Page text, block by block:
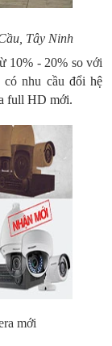
Tây Ninh
10% - 20% so với
nhu cầu đổi hệ
full HD mới.
mới